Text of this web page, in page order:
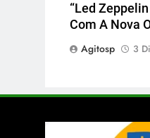
“Led
Com A Nova
Agitosp
3